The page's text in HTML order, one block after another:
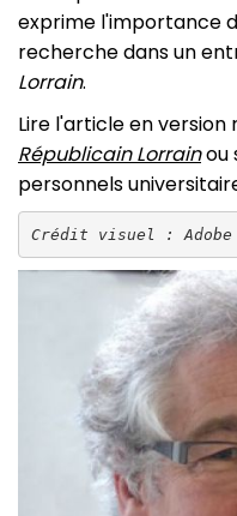
exprime l'importance
recherche dans un
Lorrain.
Lire l'article en version
Républicain Lorrainou
personnels
Crédit visuel : Adobe